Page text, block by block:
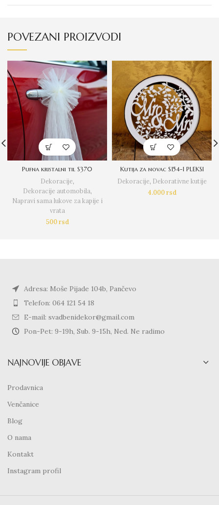
POVEZANI PROIZVODI
Pufna kristalni til S370
Dekoracije,
Dekoracije automobila,
Napravi sama lukove za kapije i
vrata
500rsd
Kutija za novac S154-1 PLEKSI
Dekoracije, Dekorativne kutije
4.000rsd
Adresa: Moše Pijade 104b, Pančevo
Telefon: 064 121 54 18
E-mail: svadbenidekor@gmail.com
Pon-Pet: 9-19h, Sub. 9-15h, Ned. Ne radimo
NAJNOVIJE OBJAVE
Prodavnica
Venčanice
Blog
O nama
Kontakt
Instagram profil